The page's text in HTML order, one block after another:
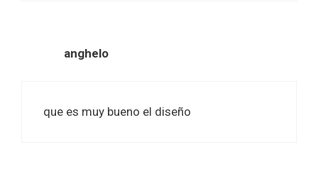
anghelo
que es muy bueno el diseño